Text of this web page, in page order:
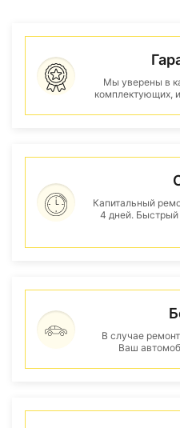
Мы уверены в
комплектующих,
Капитальный
4 дней. Быстрый
В случае
Ваш